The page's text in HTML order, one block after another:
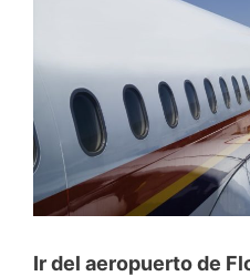
Ir del aeropuerto de